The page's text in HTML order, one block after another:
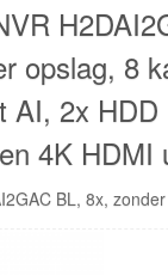
opslag, 8
AI, 2x HDD
4K HDMI
BL, 8x,